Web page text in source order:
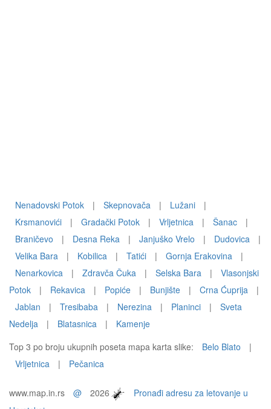
Nenadovski Potok | Skepnovača | Lužani
|
Krsmanovići
| Gradački Potok | Vrljetnica | Šanac
|
Braničevo
| Desna Reka | Janjuško Vrelo | Dudovica
|
Velika Bara
| Kobilica | Tatići | Gornja Erakovina
|
Nenarkovica
| Zdravča Čuka | Selska Bara |
Vlasonjski
Potok
| Rekavica | Popiće | Bunjište | Crna Ćuprija
|
Jablan
| Tresibaba | Nerezina | Planinci |
Sveta
Nedelja
| Blatasnica |
Kamenje
Top 3 po broju ukupnih poseta mapa karta slike:
Belo Blato
|
Vrljetnica
| Pečanica
www.map.in.rs @ 2026
Pronađi adresu za letovanje u